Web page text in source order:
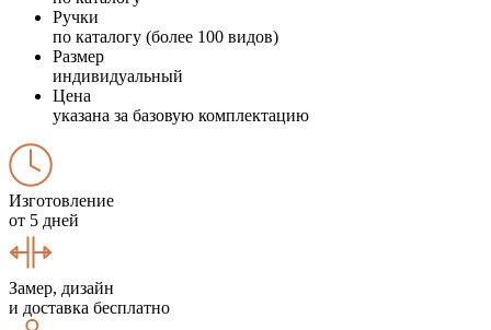
Ручки
по каталогу (более 100 видов)
Размер
индивидуальный
Цена
указана за базовую комплектацию
Изготовление
от 5 дней
Замер, дизайн
и доставка бесплатно